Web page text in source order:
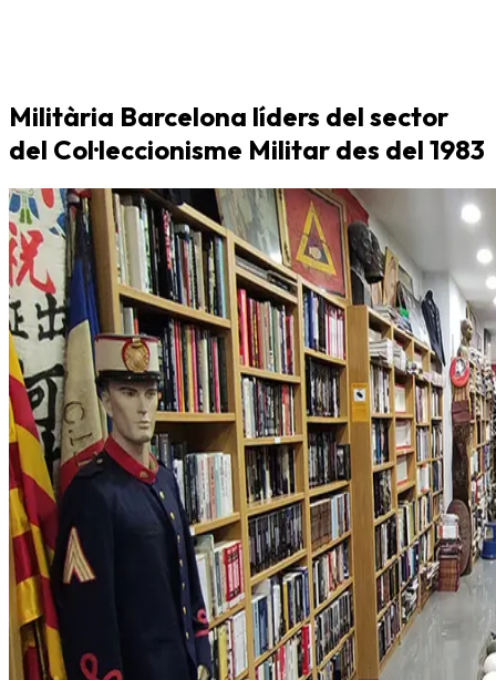
Militària Barcelona líders del sector
del Col·leccionisme Militar des del 1983